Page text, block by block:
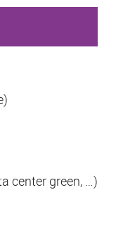
center green, …)